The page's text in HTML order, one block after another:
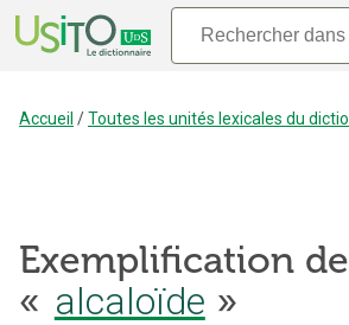
Accueil /Toutes les unités lexicales du
Exemplification
« alcaloïde »